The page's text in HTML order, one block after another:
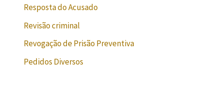
Resposta do Acusado
Revisão criminal
Revogação de Prisão Preventiva
Pedidos Diversos